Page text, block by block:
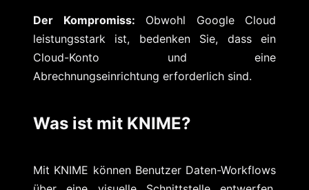
Der Kompromiss: Obwohl Google Cloud
leistungsstark ist, bedenken Sie, dass ein
Cloud-Konto und eine
Abrechnungseinrichtung erforderlich sind.
Was ist mit KNIME?
Mit KNIME können Benutzer Daten-Workflows